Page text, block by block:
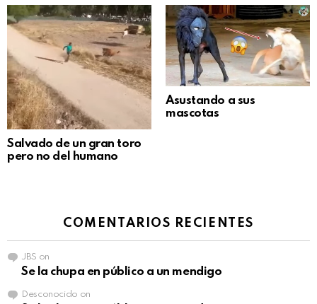
Salvado de un gran toro
pero no del humano
Asustando a sus
mascotas
COMENTARIOS RECIENTES
JBS on
Se la chupa en público a un mendigo
Desconocido on